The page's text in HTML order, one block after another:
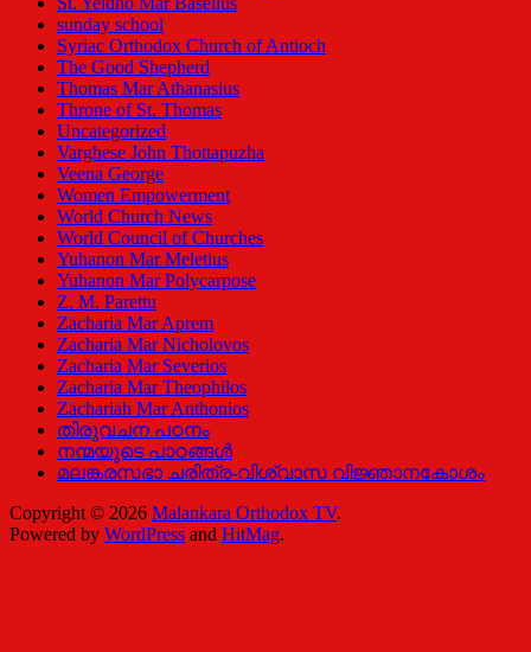
sunday school
Syriac Orthodox Church of Antioch
The Good Shepherd
Thomas Mar Athanasius
Throne of St. Thomas
Uncategorized
Varghese John Thottapuzha
Veena George
Women Empowerment
World Church News
World Council of Churches
Yuhanon Mar Meletius
Yuhanon Mar Polycarpose
Z. M. Parettu
Zacharia Mar Aprem
Zacharia Mar Nicholovos
Zacharia Mar Severios
Zacharia Mar Theophilos
Zachariah Mar Anthonios
തിരുവചന പഠനം
നന്മയുടെ പാഠങ്ങള്‍
മലങ്കരസഭാ ചരിത്ര-വിശ്വാസ വിജ്ഞാനകോശം
Copyright © 2026 Malankara Orthodox TV.
Powered by WordPress and HitMag.